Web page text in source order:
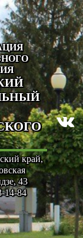
край,
43
14-84